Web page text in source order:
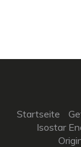
Startseite
Isostar